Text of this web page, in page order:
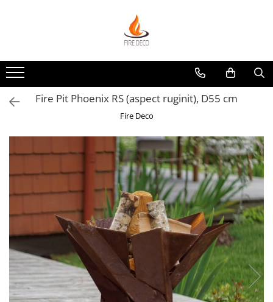
Vetre de foc
Grătare, plite și accesorii
Șeminee de exterior
Încălzitoare terasă electrice
Accesorii grătare și vetre de foc
Accesorii șemineu și decorațiuni
interior
Vase pentru gătit
Fire Pit Phoenix RS (aspect ruginit), D55 cm
Fire Deco